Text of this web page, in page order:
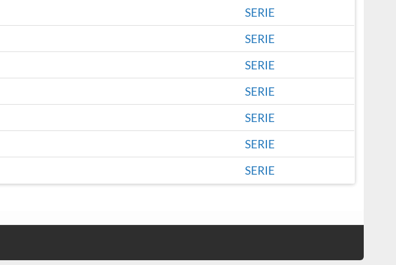
SERIE
SERIE
SERIE
SERIE
SERIE
SERIE
SERIE